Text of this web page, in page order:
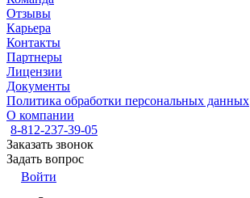
Отзывы
Карьера
Контакты
Партнеры
Лицензии
Документы
Политика обработки персональных данных
О компании
8-812-237-39-05
Заказать звонок
Задать вопрос
Войти